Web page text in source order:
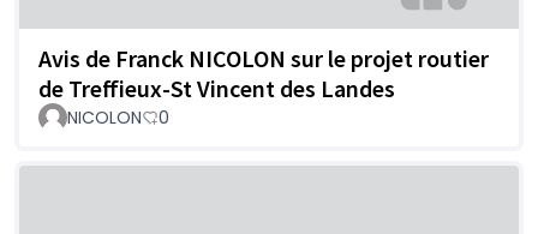
Avis de Franck NICOLON sur le projet routier
de Treffieux-St Vincent des Landes
NICOLON 0